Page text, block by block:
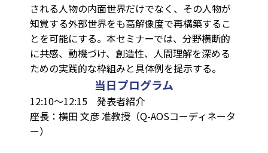
される人物の内面世界だけでなく、その人物が
知覚する外部世界をも高解像度で再構築するこ
とを可能にする。本セミナーでは、分野横断的
に共感、動機づけ、創造性、人間理解を深める
ための実践的な枠組みと具体例を提示する。
当日プログラム
12:10～12:15 発表者紹介
座長：横田 文彦 准教授（Q-AOSコーディネータ
ー）